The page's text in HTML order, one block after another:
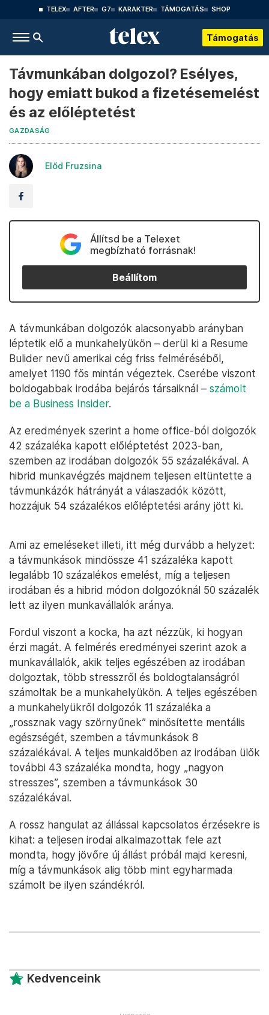
TELEX AFTER G7 KARAKTER TÁMOGATÁS SHOP
Támogatás
Távmunkában dolgozol? Esélyes,
hogy emiatt bukod a fizetésemelést
és az előléptetést
GAZDASÁG
Előd Fruzsina
Állítsd be a Telexet
megbízható forrásnak!
Beállítom
A távmunkában dolgozók alacsonyabb arányban
léptetik elő a munkahelyükön – derül ki a Resume
Bulider nevű amerikai cég friss felméréséből,
amelyet 1190 fős mintán végeztek. Cserébe viszont
boldogabbak irodába bejárós társaiknál – számolt
be a Business Insider.
Az eredmények szerint a home office-ból dolgozók
42 százaléka kapott előléptetést 2023-ban,
szemben az irodában dolgozók 55 százalékával. A
hibrid munkavégzés majdnem teljesen eltüntette a
távmunkázók hátrányát a válaszadók között,
hozzájuk 54 százalékos előléptetési arány jött ki.
Ami az emeléseket illeti, itt még durvább a helyzet:
a távmunkások mindössze 41 százaléka kapott
legalább 10 százalékos emelést, míg a teljesen
irodában és a hibrid módon dolgozóknál 50 százalék
lett az ilyen munkavállalók aránya.
Fordul viszont a kocka, ha azt nézzük, ki hogyan
érzi magát. A felmérés eredményei szerint azok a
munkavállalók, akik teljes egészében az irodában
dolgoztak, több stresszről és boldogtalanságról
számoltak be a munkahelyükön. A teljes egészében
a munkahelyükről dolgozók 11 százaléka a
„rossznak vagy szörnyűnek” minősítette mentális
egészségét, szemben a távmunkások 8
százalékával. A teljes munkaidőben az irodában ülők
további 43 százaléka mondta, hogy „nagyon
stresszes”, szemben a távmunkások 30
százalékával.
A rossz hangulat az állással kapcsolatos érzésekre is
kihat: a teljesen irodai alkalmazottak fele azt
mondta, hogy jövőre új állást próbál majd keresni,
míg a távmunkások alig több mint egyharmada
számolt be ilyen szándékról.
Kedvenceink